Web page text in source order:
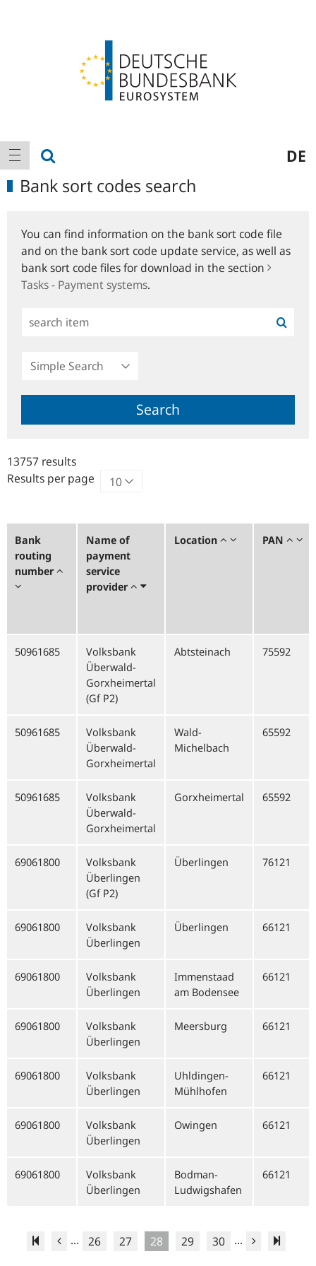
Main
navigation
show navigation DE
Bank sort codes search
You can find information on the bank sort code file
and on the bank sort code update service, as well as
bank sort code files for download in the section
Tasks - Payment systems.
Simple
Search
13757 results
Results per page
Bank
routing
number
Name of
payment
service
provider
Location PAN
50961685
Volksbank
Überwald-
Gorxheimertal
(Gf P2)
Abtsteinach 75592
50961685
Volksbank
Überwald-
Gorxheimertal
Wald-
Michelbach
65592
50961685
Volksbank
Überwald-
Gorxheimertal
Gorxheimertal 65592
69061800
Volksbank
Überlingen
(Gf P2)
Überlingen 76121
69061800
Volksbank
Überlingen
Überlingen 66121
69061800
Volksbank
Überlingen
Immenstaad
am Bodensee
66121
69061800
Volksbank
Überlingen
Meersburg 66121
69061800
Volksbank
Überlingen
Uhldingen-
Mühlhofen
66121
69061800
Volksbank
Überlingen
Owingen 66121
69061800
Volksbank
Überlingen
Bodman-
Ludwigshafen
66121
... 26 27 28 29 30 ...